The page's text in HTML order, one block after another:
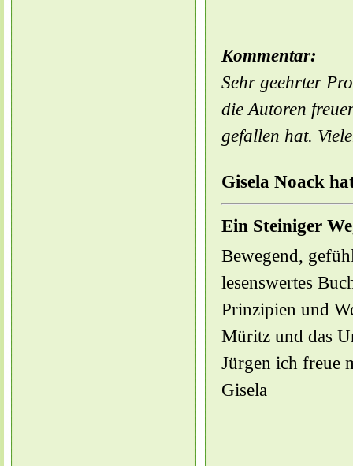
Kommentar:
Sehr geehrter
die Autoren
gefallen hat.
Gisela Noack
Ein Steiniger
Bewegend,
lesenswertes
Prinzipien und
Müritz und das
Jürgen ich freue
Gisela